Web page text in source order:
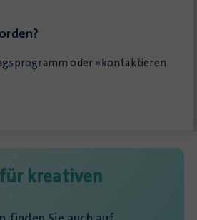
oder »kontaktieren
kreativen